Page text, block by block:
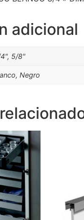
adicional
5/8"
Negro